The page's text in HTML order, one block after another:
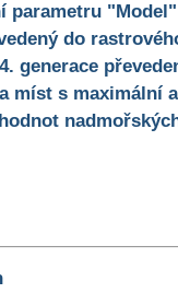
parametru
do
generace
míst s maximální